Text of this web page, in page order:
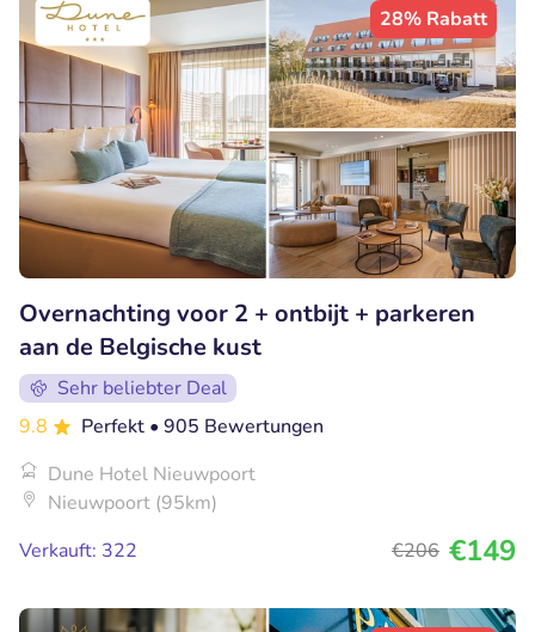
28% Rabatt
Overnachting voor 2 + ontbijt + parkeren
aan de Belgische kust
Sehr beliebter Deal
9.8
Perfekt • 905 Bewertungen
Dune Hotel Nieuwpoort
Nieuwpoort (95km)
Verkauft: 322
€206 €149